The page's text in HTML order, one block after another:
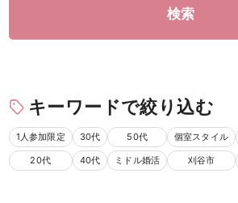
検索
キーワードで絞り込む
1人参加限定
20代
30代
40代
50代
ミドル婚活
個室スタイル
刈谷市